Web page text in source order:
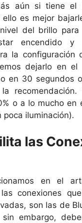
aún si tiene el
ello es mejor
del brillo para
encendido y
la configuración
dejarlo en el
en 30 segundos
o a lo mucho en
poca iluminación).
las
en el
conexiones
son las de
embargo,